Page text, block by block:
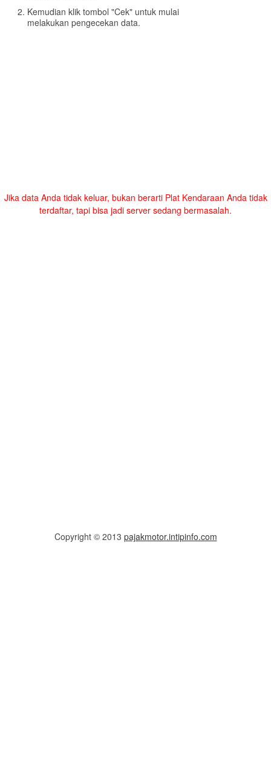
Kemudian klik tombol "Cek" untuk mulai
melakukan pengecekan data.
Jika data Anda tidak keluar, bukan berarti Plat Kendaraan Anda tidak
terdaftar, tapi bisa jadi server sedang bermasalah.
Copyright © 2013 pajakmotor.intipinfo.com